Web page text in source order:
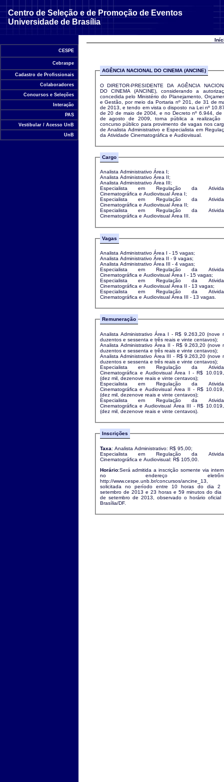
Centro de Seleção e de Promoção de Eventos
Universidade de Brasília
CESPE
Cebraspe
Cadastro de Profissionais
Colaboradores
Concursos e Seleções
Interação
PAS
Vestibular / Acesso UnB
UnB
AGÊNCIA NACIONAL DO CINEMA (ANCINE)
O DIRETOR-PRESIDENTE DA AGÊNCIA
DO CINEMA (ANCINE), considerando a
concedida pelo Ministério do Planejamento,
e Gestão, por meio da Portaria nº 201, de 31 de
de 2013, e tendo em vista o disposto na Lei nº
de 20 de maio de 2004, e no Decreto nº 6.944, de
de agosto de 2009, torna pública a realização
concurso público para provimento de vagas nos
de Analista Administrativo e Especialista em
da Atividade Cinematográfica e Audiovisual.
Cargo
Analista Administrativo Área I;
Analista Administrativo Área II;
Analista Administrativo Área III;
Especialista em Regulação da
Cinematográfica e Audiovisual Área I;
Especialista em Regulação da
Cinematográfica e Audiovisual Área II;
Especialista em Regulação da
Cinematográfica e Audiovisual Área III.
Vagas
Analista Administrativo Área I - 15 vagas;
Analista Administrativo Área II - 9 vagas;
Analista Administrativo Área III - 4 vagas;
Especialista em Regulação da
Cinematográfica e Audiovisual Área I - 15 vagas;
Especialista em Regulação da
Cinematográfica e Audiovisual Área II - 13 vagas;
Especialista em Regulação da
Cinematográfica e Audiovisual Área III - 13 vagas.
Remuneração
Analista Administrativo Área I - R$ 9.263,20 (nove mil,
duzentos e sessenta e três reais e vinte centavos);
Analista Administrativo Área II - R$ 9.263,20 (nove mil,
duzentos e sessenta e três reais e vinte centavos);
Analista Administrativo Área III - R$ 9.263,20 (nove mil,
duzentos e sessenta e três reais e vinte centavos);
Especialista em Regulação da
Cinematográfica e Audiovisual Área I - R$
(dez mil, dezenove reais e vinte centavos);
Especialista em Regulação da
Cinematográfica e Audiovisual Área II - R$
(dez mil, dezenove reais e vinte centavos);
Especialista em Regulação da
Cinematográfica e Audiovisual Área III - R$
(dez mil, dezenove reais e vinte centavos).
Inscrições
Taxa: Analista Administrativo: R$ 95,00;
Especialista em Regulação da
Cinematográfica e Audiovisual: R$ 105,00.
Horário:Será admitida a inscrição somente via
no endereço
http://www.cespe.unb.br/concursos/ancine_13,
solicitada no período entre 10 horas do dia 2
setembro de 2013 e 23 horas e 59 minutos do dia
de setembro de 2013, observado o horário oficial
Brasília/DF.